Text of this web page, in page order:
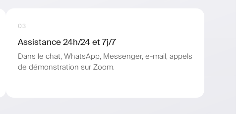
03
Assistance 24h/24 et 7j/7
Dans le chat, WhatsApp, Messenger, e-mail, appels
de démonstration sur Zoom.